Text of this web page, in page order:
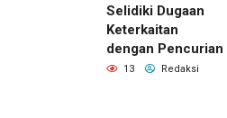
Selidiki Dugaan
Keterkaitan
dengan Pencurian
13 Redaksi